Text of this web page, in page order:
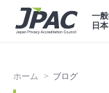
一
日
ホーム ブログ